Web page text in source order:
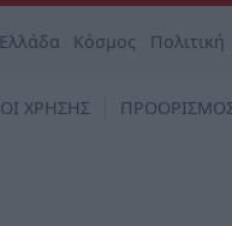
Ελλάδα Κόσμος Πολιτική
ΧΡΗΣΗΣ